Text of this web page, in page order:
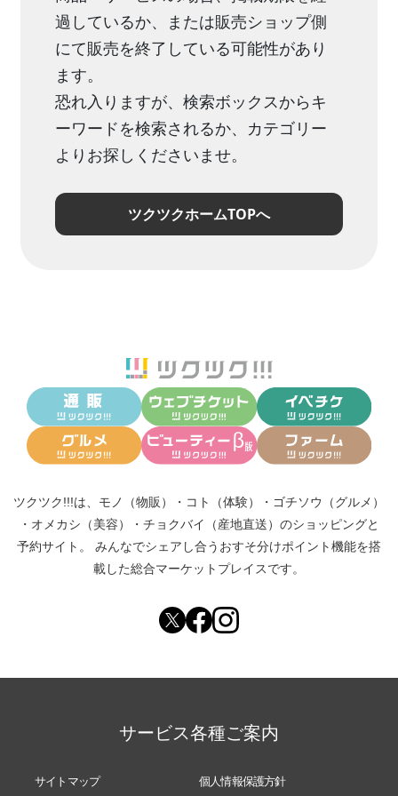
過しているか、または販売ショップ側
にて販売を終了している可能性があり
ます。
恐れ入りますが、検索ボックスからキ
ーワードを検索されるか、カテゴリー
よりお探しくださいませ。
ツクツクホームTOPへ
ツクツク!!!は、 モノ（物販） ・ コト（体験） ・ ゴチソウ（グルメ）
・ オメカシ（美容） ・ チョクバイ（産地直送） のショッピングと
予約サイト。
みんなでシェアし合う おすそ分けポイント機能を搭
載した総合マーケットプレイスです。
サービス各種ご案内
サイトマップ 個人情報保護方針